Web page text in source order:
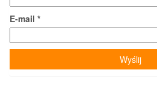
E-mail *